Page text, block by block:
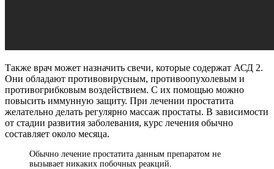
Также врач может назначить свечи, которые содержат АСД 2.
Они обладают противовирусным, противоопухолевым и
противогрибковым воздействием. С их помощью можно
повысить иммунную защиту. При лечении простатита
желательно делать регулярно массаж простаты. В зависимости
от стадии развития заболевания, курс лечения обычно
составляет около месяца.
Обычно лечение простатита данным препаратом не
вызывает никаких побочных реакций.